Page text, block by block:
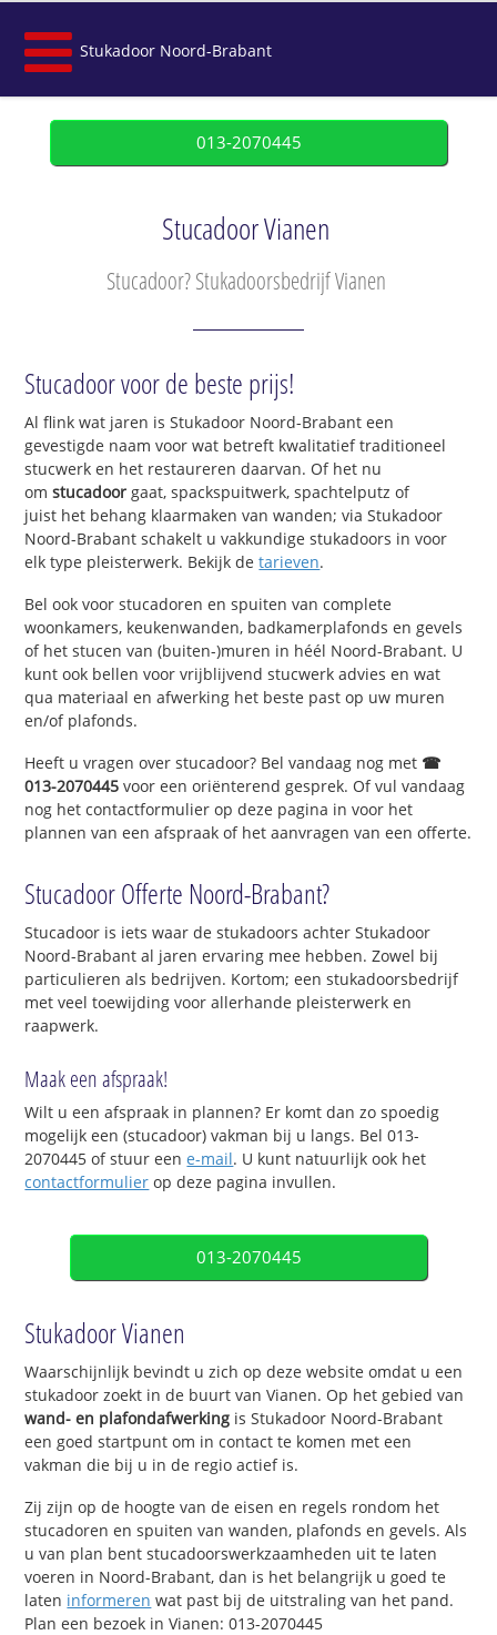
Stukadoor Noord-Brabant
013-2070445
Stucadoor Vianen
Stucadoor? Stukadoorsbedrijf Vianen
Stucadoor voor de beste prijs!
Al flink wat jaren is Stukadoor Noord-Brabant een
gevestigde naam voor wat betreft kwalitatief traditioneel
stucwerk en het restaureren daarvan. Of het nu
omstucadoor gaat, spackspuitwerk, spachtelputz of
juist het behang klaarmaken van wanden; via Stukadoor
Noord-Brabant schakelt u vakkundige stukadoors in voor
elk type pleisterwerk. Bekijk detarieven.
Bel ook voor stucadoren en spuiten van complete
woonkamers, keukenwanden, badkamerplafonds en gevels
of het stucen van (buiten-)muren in héél Noord-Brabant. U
kunt ook bellen voor vrijblijvend stucwerk advies en wat
qua materiaal en afwerking het beste past op uw muren
en/of plafonds.
Heeft u vragen over stucadoor? Bel vandaag nog met ☎
013-2070445 voor een oriënterend gesprek. Of vul vandaag
nog het contactformulier op deze pagina in voor het
plannen van een afspraak of het aanvragen van een offerte.
Stucadoor Offerte Noord-Brabant?
Stucadoor is iets waar de stukadoors achter Stukadoor
Noord-Brabant al jaren ervaring mee hebben. Zowel bij
particulieren als bedrijven. Kortom; een stukadoorsbedrijf
met veel toewijding voor allerhande pleisterwerk en
raapwerk.
Maak een afspraak!
Wilt u een afspraak in plannen? Er komt dan zo spoedig
mogelijk een (stucadoor) vakman bij u langs. Bel 013-
2070445 of stuur eene-mail. U kunt natuurlijk ook het
contactformulier op deze pagina invullen.
013-2070445
Stukadoor Vianen
Waarschijnlijk bevindt u zich op deze website omdat u een
stukadoor zoekt in de buurt van Vianen. Op het gebied van
wand- en plafondafwerking is Stukadoor Noord-Brabant
een goed startpunt om in contact te komen met een
vakman die bij u in de regio actief is.
Zij zijn op de hoogte van de eisen en regels rondom het
stucadoren en spuiten van wanden, plafonds en gevels. Als
u van plan bent stucadoorswerkzaamheden uit te laten
voeren in Noord-Brabant, dan is het belangrijk u goed te
laten informeren wat past bij de uitstraling van het pand.
Plan een bezoek in Vianen: 013-2070445